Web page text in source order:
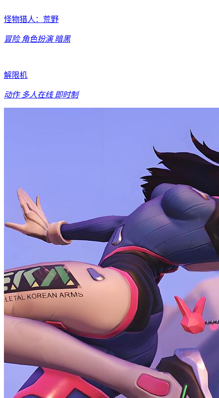
怪物猎人：荒野
冒险 角色扮演 暗黑
解限机
动作 多人在线 即时制